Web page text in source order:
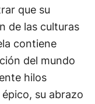
que su
de las culturas
contiene
del mundo
hilos
su abrazo